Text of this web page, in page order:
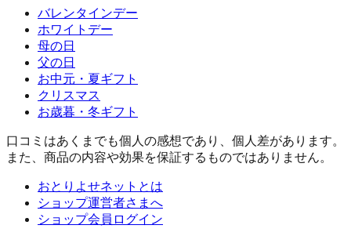
バレンタインデー
ホワイトデー
母の日
父の日
お中元・夏ギフト
クリスマス
お歳暮・冬ギフト
口コミはあくまでも個人の感想であり、個人差があります。
また、商品の内容や効果を保証するものではありません。
おとりよせネットとは
ショップ運営者さまへ
ショップ会員ログイン